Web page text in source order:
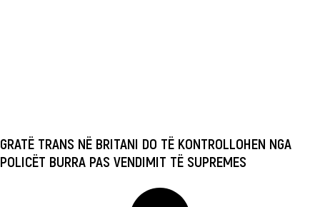
GRATË TRANS NË BRITANI DO TË KONTROLLOHEN NGA
POLICËT BURRA PAS VENDIMIT TË SUPREMES